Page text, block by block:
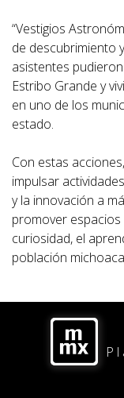
“Vestigios
de descubrimiento
asistentes
Estribo Grande y
en uno de los
estado.
Con estas
impulsar
y la innovación a
promover
curiosidad, el
población